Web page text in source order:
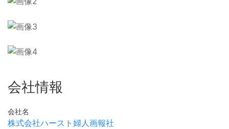
会社情報
会社名
株式会社ハースト婦人画報社